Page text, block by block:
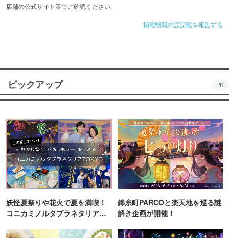
店舗の公式サイト等でご確認ください。
掲載情報の誤記載を報告する
ピックアップ PR
妖怪夏祭りや花火で夏を満喫！
コニカミノルタプラネタリア
錦糸町PARCOと楽天地を巡る謎
解き企画が開催！